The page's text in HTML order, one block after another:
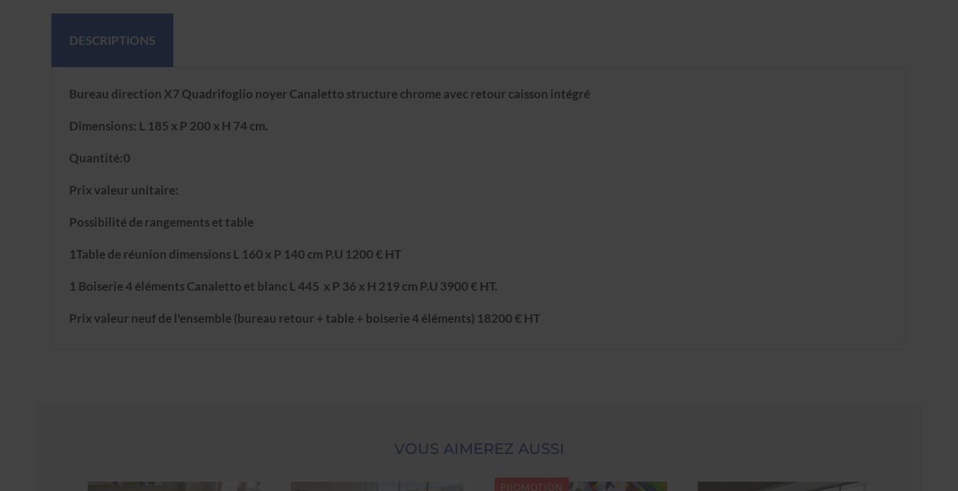
DESCRIPTIONS
Bureau direction X7 Quadrifoglio noyer Canaletto structure chrome avec retour caisson intégré
Dimensions: L 185 x P 200 x H 74 cm.
Quantité:0
Prix valeur unitaire:
Possibilité de rangements et table
1Table de réunion dimensions L 160 x P 140 cm P.U 1200 € HT
1 Boiserie 4 éléments Canaletto et blanc L 445 x P 36 x H 219 cm P.U 3900 € HT.
Prix valeur neuf de l'ensemble (bureau retour + table + boiserie 4 éléments) 18200 € HT
VOUS AIMEREZ AUSSI
PROMOTION